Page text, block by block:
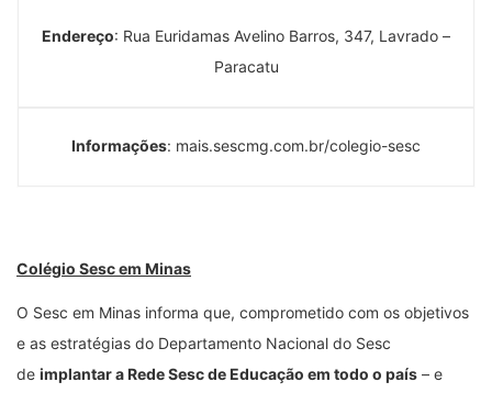
Endereço: Rua Euridamas Avelino Barros, 347, Lavrado –
Paracatu
Informações: mais.sescmg.com.br/colegio-sesc
Colégio Sesc em Minas
O Sesc em Minas informa que, comprometido com os objetivos
e as estratégias do Departamento Nacional do Sesc
de implantar a Rede Sesc de Educação em todo o país – e